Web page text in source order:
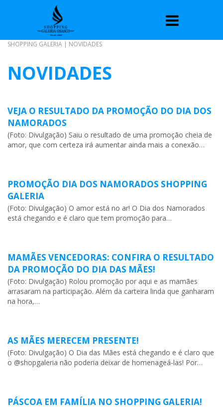
SHOPPING GALERIA | NOVIDADES
NOVIDADES
VEJA O RESULTADO DA PROMOÇÃO DO DIA DOS
NAMORADOS
(Foto: Divulgação) Saiu o resultado de uma promoção cheia de
amor, que com certeza irá aumentar ainda mais a conexão…
PROMOÇÃO DIA DOS NAMORADOS SHOPPING
GALERIA
(Foto: Divulgação) O amor está no ar! O Dia dos Namorados
está chegando e é claro que tem promoção para…
MAMÃES VENCEDORAS: CONFIRA O RESULTADO
DA PROMOÇÃO DO DIA DAS MÃES!
(Foto: Divulgação) Rolou promoção por aqui e as mamães
arrasaram na participação. Além da carteira linda que ganharam
na hora,…
AS MÃES MERECEM PRESENTE!
(Foto: Divulgação) O Dia das Mães está chegando e é claro que
o @shopgaleria não poderia deixar de homenageá-las! Por…
PÁSCOA EM FAMÍLIA NO SHOPPING GALERIA!